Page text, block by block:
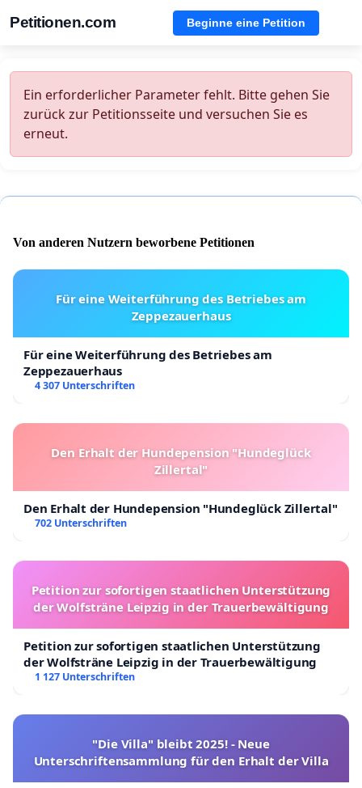
Petitionen.com Beginne eine Petition
Ein erforderlicher Parameter fehlt. Bitte gehen Sie
zurück zur Petitionsseite und versuchen Sie es
erneut.
Von anderen Nutzern beworbene Petitionen
Für eine Weiterführung des Betriebes am
Zeppezauerhaus
Für eine Weiterführung des Betriebes am
Zeppezauerhaus
4 307 Unterschriften
Den Erhalt der Hundepension "Hundeglück
Zillertal"
Den Erhalt der Hundepension "Hundeglück Zillertal"
702 Unterschriften
Petition zur sofortigen staatlichen Unterstützung
der Wolfsträne Leipzig in der Trauerbewältigung
Petition zur sofortigen staatlichen Unterstützung
der Wolfsträne Leipzig in der Trauerbewältigung
1 127 Unterschriften
"Die Villa" bleibt 2025! - Neue
Unterschriftensammlung für den Erhalt der Villa